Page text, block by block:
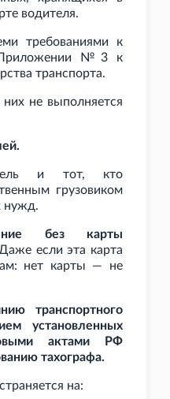
водителя.
требованиями к
№3 к
транспорта.
не выполняется
и тот, кто
грузовиком
нужд.
без карты
если эта карта
нет карты — не
транспортного
установленных
актами РФ
тахографа.
на: